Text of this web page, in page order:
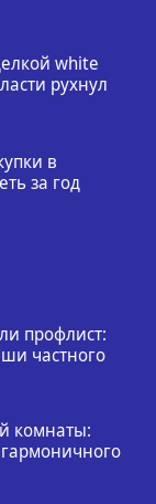
white
рухнул
в
за год
профлист:
частного
комнаты: